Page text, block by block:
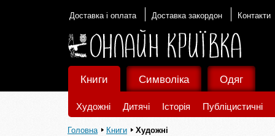
Доставка і оплата Доставка закордон Контакти
Книги
Художні Дитячі Історія Публіцистичні
Символіка Одяг
Головна Книги Художні